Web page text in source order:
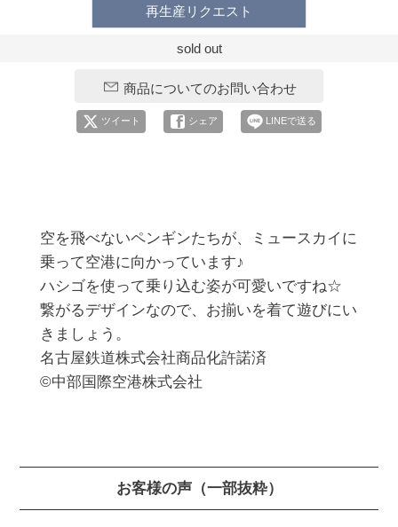
再生産リクエスト
sold out
商品についてのお問い合わせ
ツイート シェア LINEで送る
空を飛べないペンギンたちが、ミュースカイに
乗って空港に向かっています♪
ハシゴを使って乗り込む姿が可愛いですね☆
繋がるデザインなので、お揃いを着て遊びにい
きましょう。
名古屋鉄道株式会社商品化許諾済
©中部国際空港株式会社
お客様の声（一部抜粋）